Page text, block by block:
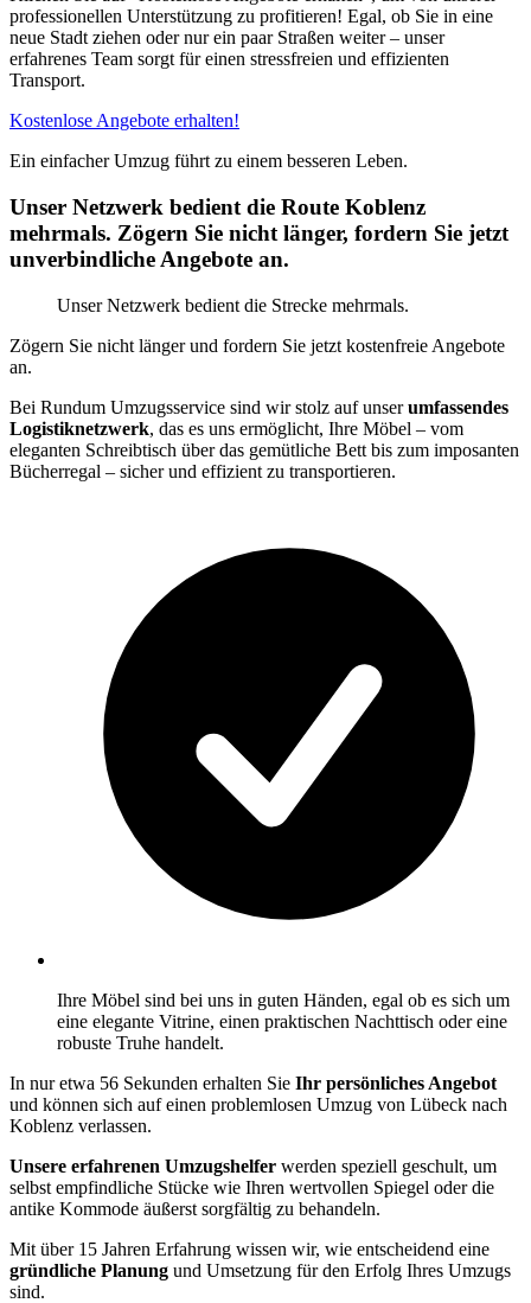
professionellen Unterstützung zu profitieren! Egal, ob Sie in eine
neue Stadt ziehen oder nur ein paar Straßen weiter – unser
erfahrenes Team sorgt für einen stressfreien und effizienten
Transport.
Kostenlose Angebote erhalten!
Ein einfacher Umzug führt zu einem besseren Leben.
Unser Netzwerk bedient die Route Koblenz
mehrmals. Zögern Sie nicht länger, fordern Sie jetzt
unverbindliche Angebote an.
Unser Netzwerk bedient die Strecke mehrmals.
Zögern Sie nicht länger und fordern Sie jetzt kostenfreie Angebote
an.
Bei Rundum Umzugsservice sind wir stolz auf unserumfassendes
Logistiknetzwerk, das es uns ermöglicht, Ihre Möbel – vom
eleganten Schreibtisch über das gemütliche Bett bis zum imposanten
Bücherregal – sicher und effizient zu transportieren.
Ihre Möbel sind bei uns in guten Händen, egal ob es sich um
eine elegante Vitrine, einen praktischen Nachttisch oder eine
robuste Truhe handelt.
In nur etwa 56 Sekunden erhalten Sie Ihr persönliches Angebot
und können sich auf einen problemlosen Umzug von Lübeck nach
Koblenz verlassen.
Unsere erfahrenen Umzugshelfer werden speziell geschult, um
selbst empfindliche Stücke wie Ihren wertvollen Spiegel oder die
antike Kommode äußerst sorgfältig zu behandeln.
Mit über 15 Jahren Erfahrung wissen wir, wie entscheidend eine
gründliche Planung und Umsetzung für den Erfolg Ihres Umzugs
sind.